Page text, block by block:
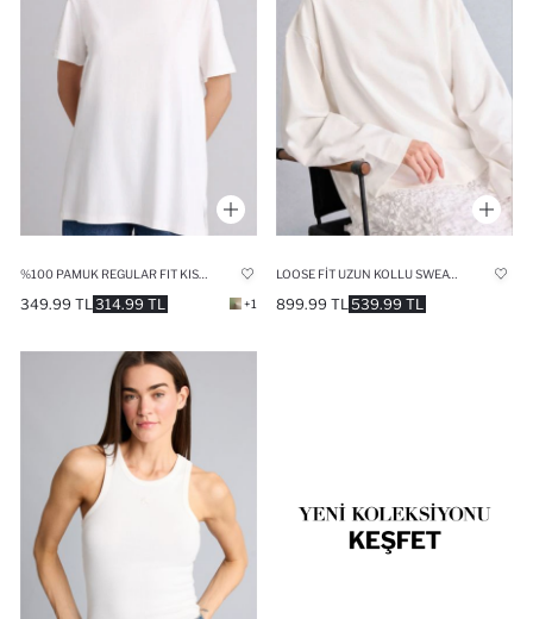
314.99 TL
349.99 TL +1
LOOSE FIT UZUN KOLLU SWEATSHIRT
539.99 TL
899.99 TL